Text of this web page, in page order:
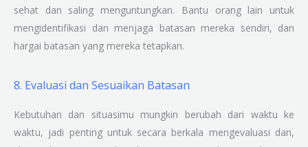
sehat dan saling menguntungkan. Bantu orang lain untuk
mengidentifikasi dan menjaga batasan mereka sendiri, dan
hargai batasan yang mereka tetapkan.
8. Evaluasi dan Sesuaikan Batasan
Kebutuhan dan situasimu mungkin berubah dari waktu ke
waktu, jadi penting untuk secara berkala mengevaluasi dan,